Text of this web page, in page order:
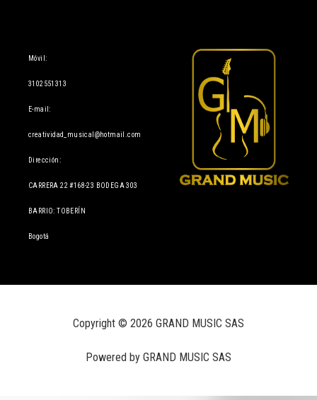
Móvil:
3102551313
E-mail:
creatividad_musical@hotmail.com
Dirección:
CARRERA 22 #168-23 BODEGA 303
BARRIO: TOBERÍN
Bogotá
Copyright © 2026 GRAND MUSIC SAS
Powered by GRAND MUSIC SAS